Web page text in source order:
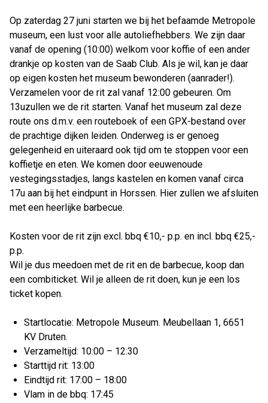
Op zaterdag 27 juni starten we bij het befaamde Metropole
museum, een lust voor alle autoliefhebbers. We zijn daar
vanaf de opening (10:00) welkom voor koffie of een ander
drankje op kosten van de Saab Club. Als je wil, kan je daar
op eigen kosten het museum bewonderen (aanrader!).
Verzamelen voor de rit zal vanaf 12:00 gebeuren. Om
13uzullen we de rit starten. Vanaf het museum zal deze
route ons d.m.v. een routeboek of een GPX-bestand over
de prachtige dijken leiden. Onderweg is er genoeg
gelegenheid en uiteraard ook tijd om te stoppen voor een
koffietje en eten. We komen door eeuwenoude
vestegingsstadjes, langs kastelen en komen vanaf circa
17u aan bij het eindpunt in Horssen. Hier zullen we afsluiten
met een heerlijke barbecue.
Kosten voor de rit zijn excl. bbq €10,- p.p. en incl. bbq €25,-
p.p.
Wil je dus meedoen met de rit en de barbecue, koop dan
een combiticket. Wil je alleen de rit doen, kun je een los
ticket kopen.
Startlocatie: Metropole Museum. Meubellaan 1, 6651
KV Druten.
Verzameltijd: 10:00 – 12:30
Starttijd rit: 13:00
Eindtijd rit: 17:00 – 18:00
Vlam in de bbq: 17:45